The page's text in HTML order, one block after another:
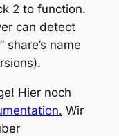
2 to function.
can detect
share’s name
Hier noch
Wir